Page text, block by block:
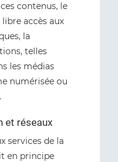
contenus, le
accès aux
la
telles
les médias
numérisée ou
et réseaux
services de la
en principe